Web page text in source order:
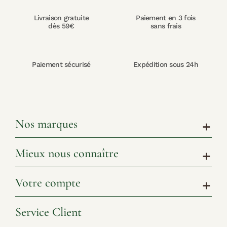
Livraison gratuite
dès 59€
Paiement en 3 fois
sans frais
Paiement sécurisé Expédition sous 24h
Nos marques add
Mieux nous connaître add
Votre compte add
Service Client